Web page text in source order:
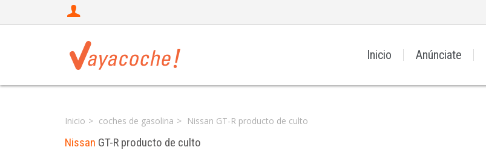
Inicio Anúnciate
Inicio coches de gasolina Nissan GT-R producto de culto
Nissan GT-R producto de culto